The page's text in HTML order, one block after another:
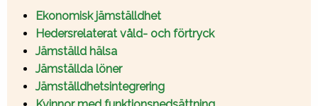
Ekonomisk jämställdhet
Hedersrelaterat våld- och förtryck
Jämställd hälsa
Jämställda löner
Jämställdhetsintegrering